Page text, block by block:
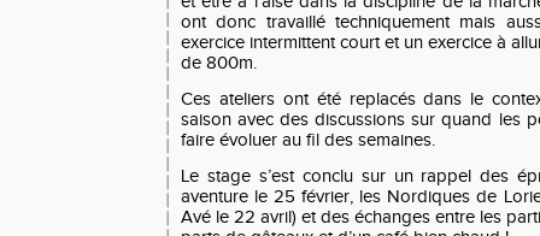
ont donc travaillé techniquement mais
exercice intermittent court et un exercice à
de 800m.
Ces ateliers ont été replacés dans le
saison avec des discussions sur quand les
faire évoluer au fil des semaines.
Le stage s’est conclu sur un rappel des
aventure le 25 février, les Nordiques de
Avé le 22 avril) et des échanges entre les